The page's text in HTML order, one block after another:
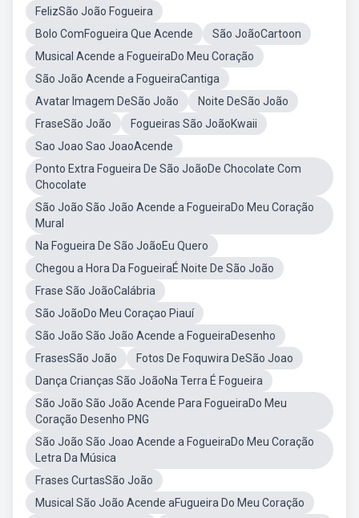
FelizSão João Fogueira
Bolo ComFogueira Que Acende
São JoãoCartoon
Musical Acende a FogueiraDo Meu Coração
São João Acende a FogueiraCantiga
Avatar Imagem DeSão João
Noite DeSão João
FraseSão João
Fogueiras São JoãoKwaii
Sao Joao Sao JoaoAcende
Ponto Extra Fogueira De São JoãoDe Chocolate Com
Chocolate
São João São João Acende a FogueiraDo Meu Coração
Mural
Na Fogueira De São JoãoEu Quero
Chegou a Hora Da FogueiraÉ Noite De São João
Frase São JoãoCalábria
São JoãoDo Meu Coraçao Piauí
São João São João Acende a FogueiraDesenho
FrasesSão João
Fotos De Foquwira DeSão Joao
Dança Crianças São JoãoNa Terra É Fogueira
São João São João Acende Para FogueiraDo Meu
Coração Desenho PNG
São João São Joao Acende a FogueiraDo Meu Coração
Letra Da Música
Frases CurtasSão João
Musical São João Acende aFugueira Do Meu Coração